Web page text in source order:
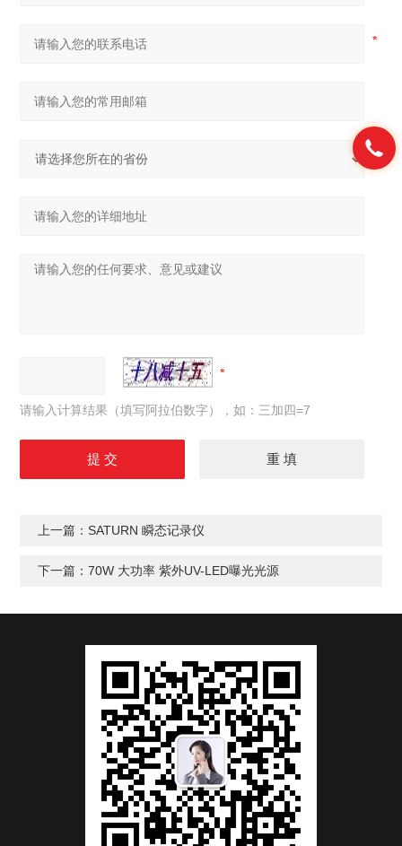
请输入计算结果（填写阿拉伯数字），如：三加四=7
上一篇： SATURN 瞬态记录仪
下一篇：70W 大功率 紫外UV-LED曝光光源